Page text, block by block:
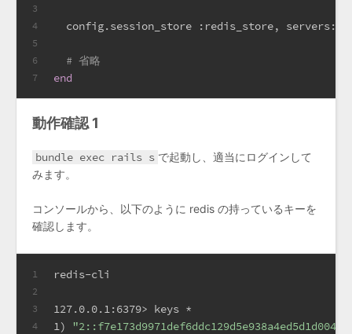
3
4
5
6
7
  config.session_store
:redis_store, servers:
# 省略
end
動作確認 1
bundle exec rails s で起動し、適当にログインして
みます。
コンソールから、以下のように redis の持っているキーを
確認します。
1
2
3
4
redis-cli
127.0.0.1:6379> keys *
1)